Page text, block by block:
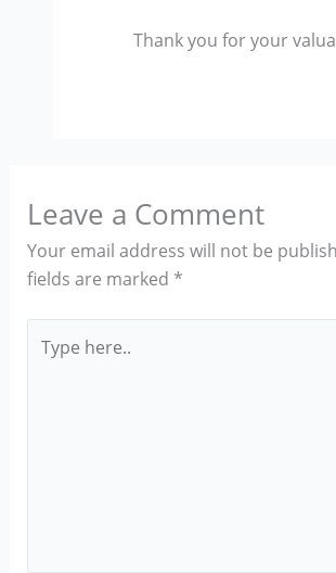
Thank you for your
Leave a Comment
Your email address will not be
fields are marked *
here..